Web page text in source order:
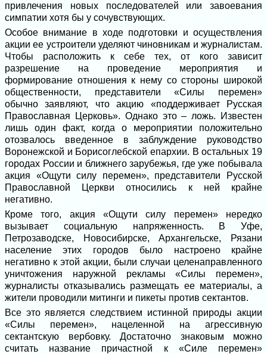
привлечения новых последователей или завоевания
симпатии хотя бы у сочувствующих.
Особое внимание в ходе подготовки и осуществления
акции ее устроители уделяют чиновникам и журналистам.
Чтобы расположить к себе тех, от кого зависит
разрешение на проведение мероприятия и
формирование отношения к нему со стороны широкой
общественности, представители «Силы перемен»
обычно заявляют, что акцию «поддерживает Русская
Православная Церковь». Однако это – ложь. Известен
лишь один факт, когда о мероприятии положительно
отозвалось введенное в заблуждение руководство
Воронежской и Борисоглебской епархии. В остальных 19
городах России и ближнего зарубежья, где уже побывала
акция «Ощути силу перемен», представители Русской
Православной Церкви относились к ней крайне
негативно.
Кроме того, акция «Ощути силу перемен» нередко
вызывает социальную напряженность. В Уфе,
Петрозаводске, Новосибирске, Архангельске, Рязани
население этих городов было настроено крайне
негативно к этой акции, были случаи целенаправленного
уничтожения наружной рекламы «Силы перемен»,
журналисты отказывались размещать ее материалы, а
жители проводили митинги и пикеты против сектантов.
Все это является следствием истинной природы акции
«Силы перемен», нацеленной на агрессивную
сектантскую вербовку. Достаточно знаковым можно
считать название причастной к «Силе перемен»